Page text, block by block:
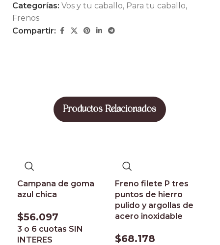
Categorías: Vos y tu caballo, Para tu caballo,
Frenos
Compartir:
Productos Relacionados
Campana de goma
azul chica
$56.097
3 o 6 cuotas SIN
INTERES
Freno filete P tres
puntos de hierro
pulido y argollas de
acero inoxidable
$68.178